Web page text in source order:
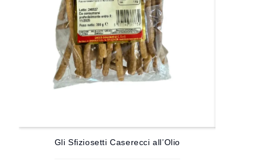
Gli Sfiziosetti Caserecci all’Olio